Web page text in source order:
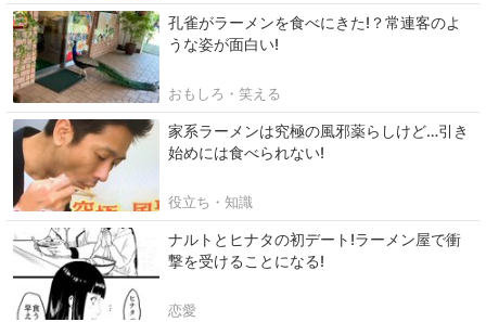
孔雀がラーメンを食べにきた!？常連客のよ
うな姿が面白い!
おもしろ・笑える
家系ラーメンは究極の風邪薬らしけど…引き
始めには食べられない!
役立ち・知識
ナルトとヒナタの初デート!ラーメン屋で衝
撃を受けることになる!
恋愛